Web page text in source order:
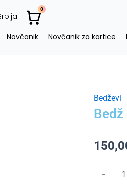
0
Cart
Novčanik Novčanik za kartice
Bedževi
Bedž
-
DINSTAJ